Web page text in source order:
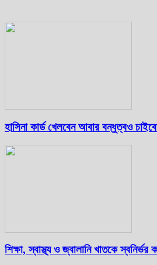
হাসিনা কার্ড খেলবেন আবার বন্ধুত্বও
শিক্ষা, স্বাস্থ্য ও জ্বালানি খাতকে স্বনির্ভর